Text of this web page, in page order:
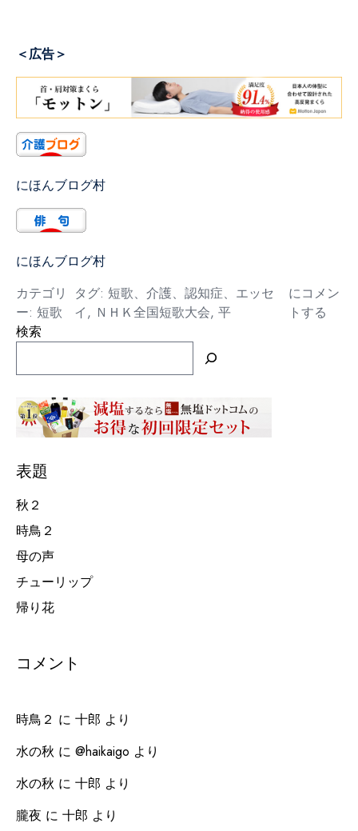
＜広告＞
にほんブログ村
にほんブログ村
カテゴリ
ー: 短歌
タグ:短歌、介護、認知症、エッセ
イ, ＮＨＫ全国短歌大会,平
平
にコメン
トする
検索
表題
秋２
時鳥２
母の声
チューリップ
帰り花
コメント
時鳥２ に 十郎 より
水の秋 に @haikaigo より
水の秋 に 十郎 より
朧夜 に 十郎 より